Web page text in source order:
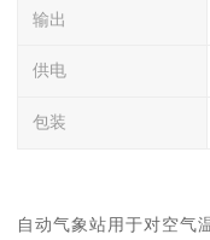
输出
供电
包装
自动气象站用于对空气